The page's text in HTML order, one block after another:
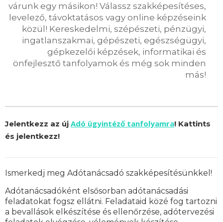
várunk egy másikon! Válassz szakképesítéses,
levelező, távoktatásos vagy online képzéseink
közül! Kereskedelmi, szépészeti, pénzügyi,
ingatlanszakmai, gépészeti, egészségügyi,
gépkezelői képzések, informatikai és
önfejlesztő tanfolyamok és még sok minden
más!
Jelentkezz az új Adó ügyintéző tanfolyamra! Kattints
és jelentkezz!
Ismerkedj meg Adótanácsadó szakképesítésünkkel!
Adótanácsadóként elsősorban adótanácsadási
feladatokat fogsz ellátni. Feladataid közé fog tartozni
a bevallások elkészítése és ellenőrzése, adótervezési